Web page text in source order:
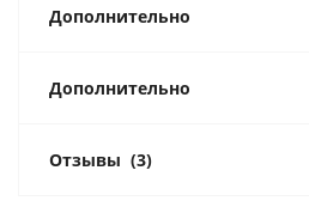
Дополнительно
Дополнительно
Отзывы (3)